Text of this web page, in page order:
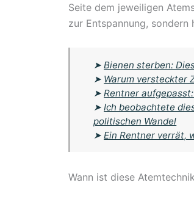
Seite dem jeweiligen
zur Entspannung,
➤Bienen sterben:
➤ Warum versteckter
➤Rentner
➤Ich beobachtete
politischen Wandel
➤Ein Rentner verrät,
Wann ist diese